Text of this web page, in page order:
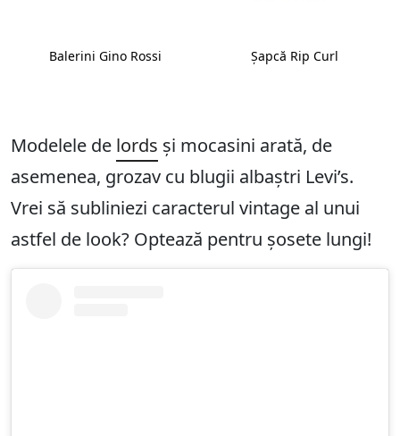
Balerini Gino Rossi Șapcă Rip Curl
Modelele de lords și mocasini arată, de
asemenea, grozav cu blugii albaștri Levi’s.
Vrei să subliniezi caracterul vintage al unui
astfel de look? Optează pentru șosete lungi!